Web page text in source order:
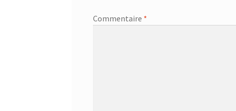
Commentaire *